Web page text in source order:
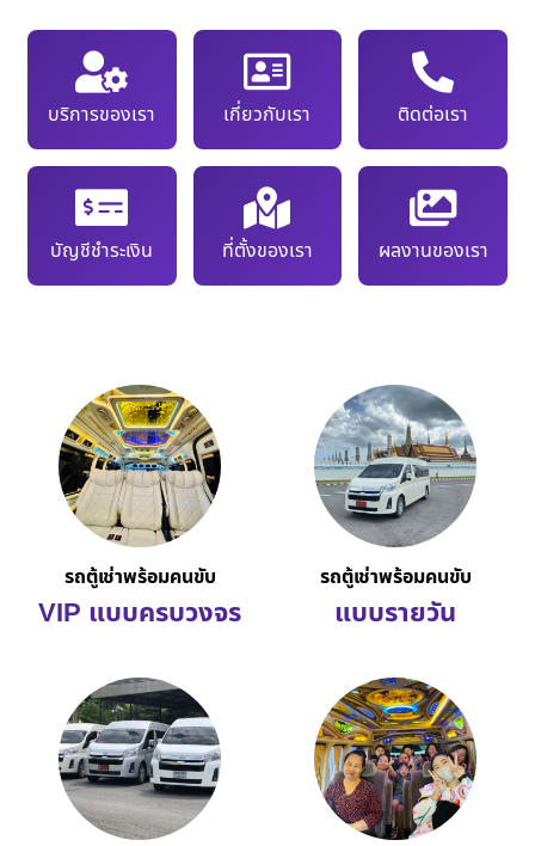
บริการของเรา เกี่ยวกับเรา ติดต่อเรา
บัญชีชำระเงิน ที่ตั้งของเรา ผลงานของเรา
รถตู้เช่าพร้อมคนขับ
VIP แบบครบวงจร
รถตู้เช่าพร้อมคนขับ
แบบรายวัน